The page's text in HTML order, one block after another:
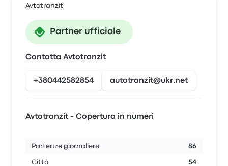
Avtotranzit
Partner ufficiale
Contatta Avtotranzit
+380442582854 autotranzit@ukr.net
Avtotranzit - Copertura in numeri
Partenze giornaliere 86
Città 54